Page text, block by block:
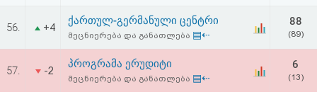
56. +4
ქართულ-გერმანული ცენტრი
მეცნიერება და განათლება ▤⇠
88
(89)
57. -2
პროგრამა ერუდიტი
მეცნიერება და განათლება ▤⇠
6
(13)